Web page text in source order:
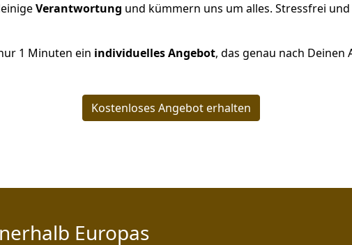
Verantwortung und kümmern uns um alles. Stressfrei
1 Minuten ein individuelles Angebot, das genau nach
Kostenloses Angebot erhalten
Europas